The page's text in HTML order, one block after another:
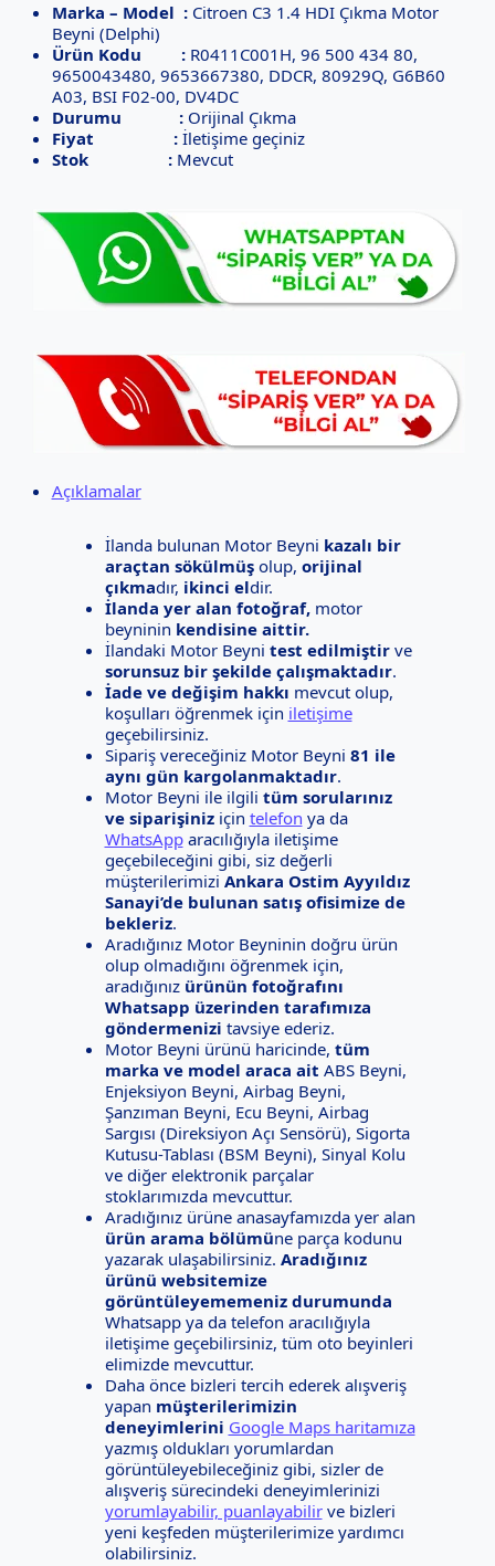
Marka – Model :Citroen C3 1.4 HDI Çıkma Motor
Beyni (Delphi)
Ürün Kodu :R0411C001H, 96 500 434 80,
9650043480, 9653667380, DDCR, 80929Q, G6B60
A03, BSI F02-00, DV4DC
Durumu :Orijinal Çıkma
Fiyat :İletişime geçiniz
Stok :Mevcut
Açıklamalar
İlanda bulunan Motor Beyni kazalı bir
araçtan sökülmüşolup, orijinal
çıkmadır, ikinci eldir.
İlanda yer alan fotoğraf,motor
beyninin kendisine aittir.
İlandaki Motor Beyni test edilmiştirve
sorunsuz bir şekilde çalışmaktadır.
İade ve değişim hakkı mevcut olup,
koşulları öğrenmek için iletişime
geçebilirsiniz.
Sipariş vereceğiniz Motor Beyni 81 ile
aynı gün kargolanmaktadır.
Motor Beyni ile ilgili tüm sorularınız
ve siparişiniziçin telefon ya da
WhatsApparacılığıyla iletişime
geçebileceğini gibi, siz değerli
müşterilerimizi Ankara Ostim Ayyıldız
Sanayi’de bulunan satış ofisimize de
bekleriz.
Aradığınız Motor Beyninin doğru ürün
olup olmadığını öğrenmek için,
aradığınız ürünün fotoğrafını
Whatsapp üzerinden tarafımıza
göndermenizi tavsiye ederiz.
Motor Beyni ürünü haricinde, tüm
marka ve model araca ait ABS Beyni,
Enjeksiyon Beyni, Airbag Beyni,
Şanzıman Beyni, Ecu Beyni, Airbag
Sargısı (Direksiyon Açı Sensörü), Sigorta
Kutusu-Tablası (BSM Beyni), Sinyal Kolu
ve diğer elektronik parçalar
stoklarımızda mevcuttur.
Aradığınız ürüne anasayfamızda yer alan
ürün arama bölümüne parça kodunu
yazarak ulaşabilirsiniz. Aradığınız
ürünü websitemize
görüntüleyememeniz durumunda
Whatsapp ya da telefon aracılığıyla
iletişime geçebilirsiniz, tüm oto beyinleri
elimizde mevcuttur.
Daha önce bizleri tercih ederek alışveriş
yapan müşterilerimizin
deneyimlerini Google Maps haritamıza
yazmış oldukları yorumlardan
görüntüleyebileceğiniz gibi, sizler de
alışveriş sürecindeki deneyimlerinizi
yorumlayabilir, puanlayabilirve bizleri
yeni keşfeden müşterilerimize yardımcı
olabilirsiniz.